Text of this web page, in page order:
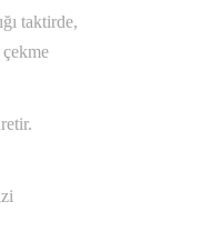
taktirde,